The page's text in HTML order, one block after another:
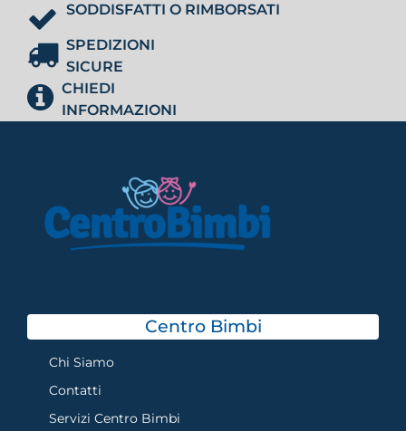
SODDISFATTI O RIMBORSATI
SPEDIZIONI
SICURE
CHIEDI
INFORMAZIONI
Centro Bimbi
Chi Siamo
Contatti
Servizi Centro Bimbi